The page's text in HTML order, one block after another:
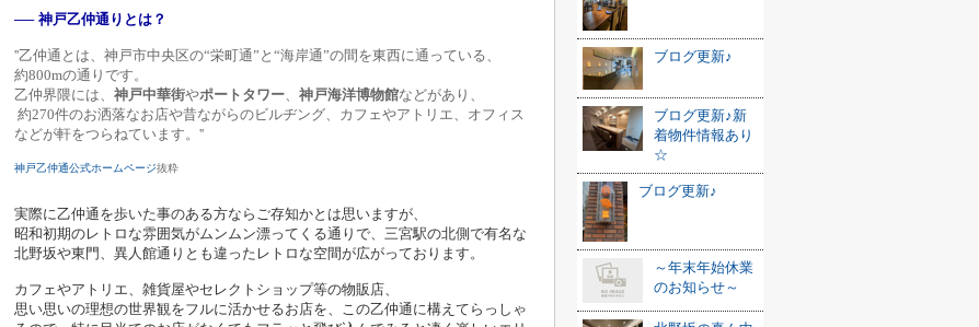
── 神戸乙仲通りとは？
''乙仲通とは、神戸市中央区の“栄町通”と“海岸通”の間を東西に通っている、
約800mの通りです。
乙仲界隈には、 神戸中華街やポートタワー、 神戸海洋博物館などがあり、
約270件のお洒落なお店や昔ながらのビルヂング、カフェやアトリエ、オフィス
などが軒をつらねています。''
神戸乙仲通公式ホームページ抜粋
実際に乙仲通を歩いた事のある方ならご存知かとは思いますが、
昭和初期のレトロな雰囲気がムンムン漂ってくる通りで、 三宮駅の北側で有名な
北野坂や東門、異人館通りとも違ったレトロな空間が広がっております。
カフェやアトリエ、雑貨屋やセレクトショップ等の物販店、
思い思いの理想の世界観をフルに活かせるお店を、この乙仲通に構えてらっしゃ
ブログ更新♪
ブログ更新♪新
着物件情報あり
☆
ブログ更新♪
～年末年始休業
のお知らせ～